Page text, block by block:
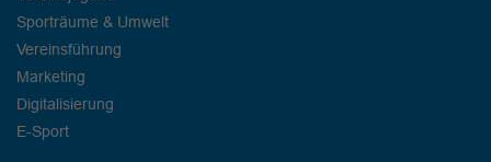
Sporträume & Umwelt
Vereinsführung
Marketing
Digitalisierung
E-Sport